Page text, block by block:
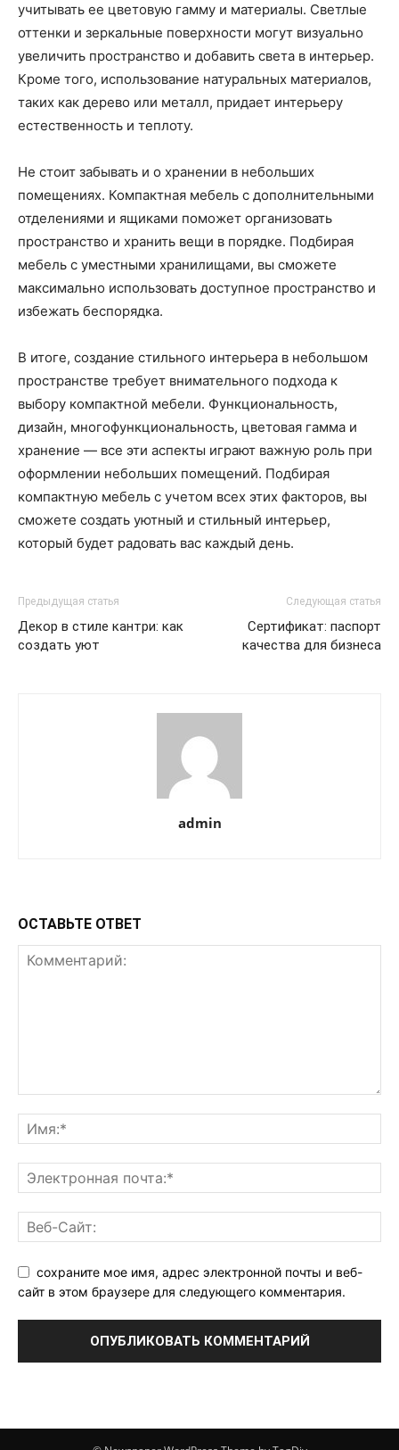
учитывать ее цветовую гамму и материалы. Светлые
оттенки и зеркальные поверхности могут визуально
увеличить пространство и добавить света в интерьер.
Кроме того, использование натуральных материалов,
таких как дерево или металл, придает интерьеру
естественность и теплоту.
Не стоит забывать и о хранении в небольших
помещениях. Компактная мебель с дополнительными
отделениями и ящиками поможет организовать
пространство и хранить вещи в порядке. Подбирая
мебель с уместными хранилищами, вы сможете
максимально использовать доступное пространство и
избежать беспорядка.
В итоге, создание стильного интерьера в небольшом
пространстве требует внимательного подхода к
выбору компактной мебели. Функциональность,
дизайн, многофункциональность, цветовая гамма и
хранение — все эти аспекты играют важную роль при
оформлении небольших помещений. Подбирая
компактную мебель с учетом всех этих факторов, вы
сможете создать уютный и стильный интерьер,
который будет радовать вас каждый день.
Предыдущая статья
Декор в стиле кантри: как
создать уют
Следующая статья
Сертификат: паспорт
качества для бизнеса
admin
ОСТАВЬТЕ ОТВЕТ
сохраните мое имя, адрес электронной почты и веб-
сайт в этом браузере для следующего комментария.